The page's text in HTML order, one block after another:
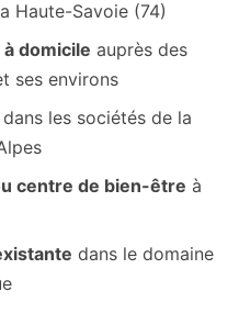
Haute-Savoie (74)
domicile auprès des
ses environs
dans les sociétés de la
centre de bien-être à
dans le domaine